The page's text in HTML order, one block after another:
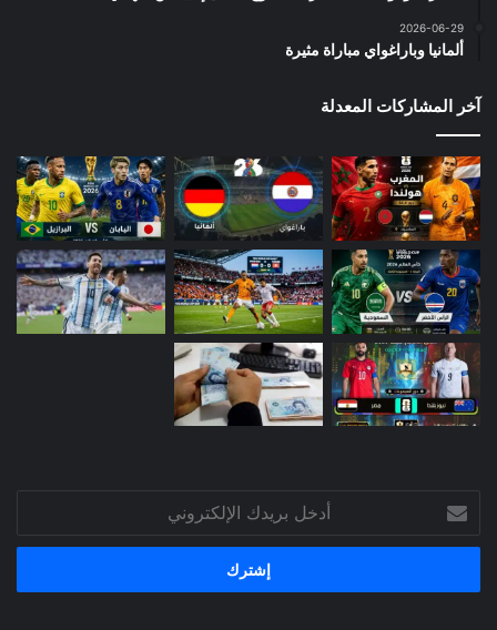
2026-06-29
ألمانيا وباراغواي مباراة مثيرة
آخر المشاركات المعدلة
بريدك
الإلكتروني